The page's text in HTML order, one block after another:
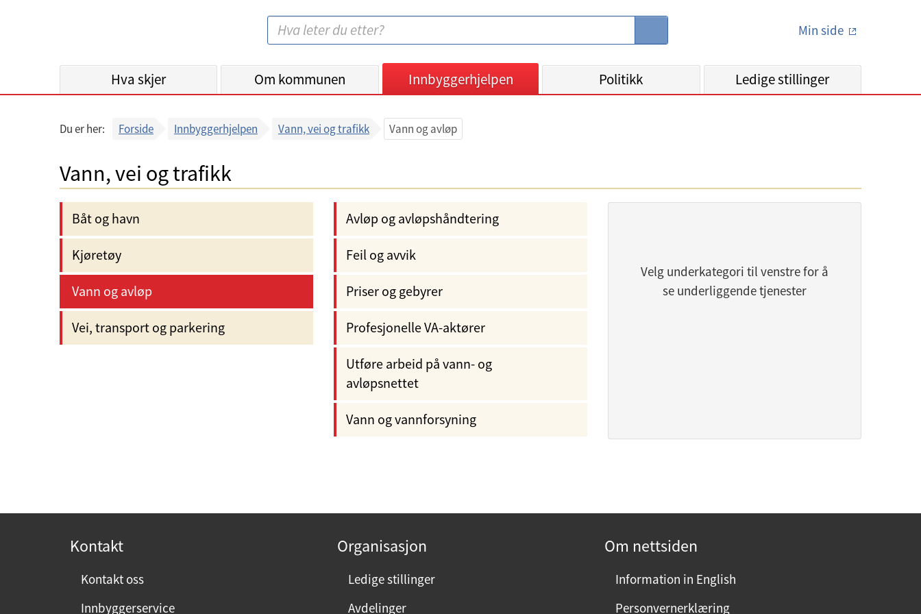
e
k
m
m
n
ø
k
:
S
Min side
Hva skjer Om kommunen Innbyggerhjelpen Politikk Ledige stillinger
Du er her: Forside Innbyggerhjelpen Vann, vei og trafikk Vann og avløp
Vann, vei og trafikk
Båt og havn
Kjøretøy
Vann og avløp
Avløp og avløpshåndtering
Feil og avvik
Priser og gebyrer
Profesjonelle VA-aktører
Utføre arbeid på vann- og
avløpsnettet
Vann og vannforsyning
Vei, transport og parkering
Kontakt
Kontakt oss
Innbyggerservice
Organisasjon
Ledige stillinger
Avdelinger
Om nettsiden
Information in English
Personvernerklæring